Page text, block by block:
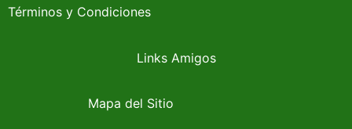
Términos y Condiciones
Links Amigos
Mapa del Sitio